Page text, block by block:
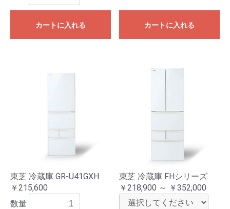
カートに入れる カートに入れる
東芝 冷蔵庫 GR-U41GXH
￥215,600
数量
東芝 冷蔵庫 FHシリーズ
￥218,900 ～ ￥352,000